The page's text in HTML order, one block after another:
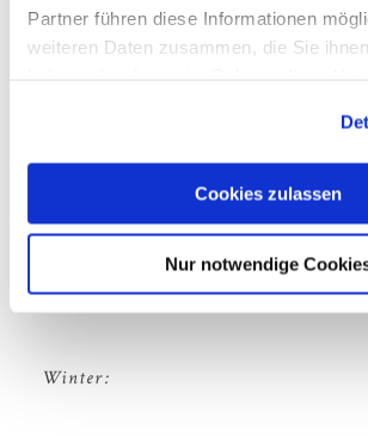
Partner führen diese Informationen
weiteren Daten zusammen, die Sie
Cookies zulassen
Nur notwendige
Kurzaufenthalt bis 3 Nächte: € 10,00 / Pers. /
Einbettzimmerzuschlag: € 30,00 / Tag
ZU DEN
ZUR ANFRAGE
Winter: